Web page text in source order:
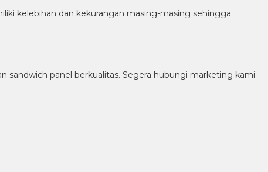
kelebihan dan kekurangan masing-masing sehingga
sandwich panel berkualitas. Segera hubungi marketing kami